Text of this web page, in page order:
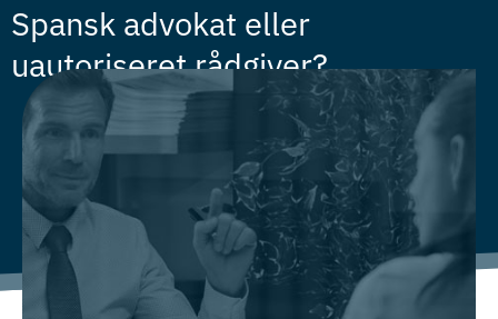
Spansk advokat eller
uautoriseret rådgiver?